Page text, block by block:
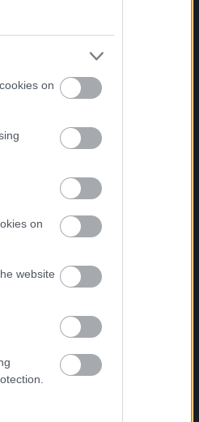
on
on
website
21
(4
Címkefelhő